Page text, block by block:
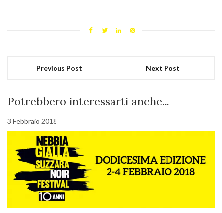
Previous Post Next Post
Potrebbero interessarti anche...
3 Febbraio 2018